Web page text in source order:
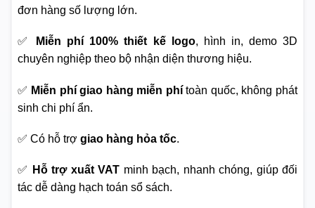
đơn hàng số lượng lớn.
✅ Miễn phí 100% thiết kế logo, hình in, demo 3D
chuyên nghiệp theo bộ nhận diện thương hiệu.
✅ Miễn phí giao hàng miễn phítoàn quốc, không phát
sinh chi phí ẩn.
✅ Có hỗ trợ giao hàng hỏa tốc.
✅ Hỗ trợ xuất VAT minh bạch, nhanh chóng, giúp đối
tác dễ dàng hạch toán sổ sách.